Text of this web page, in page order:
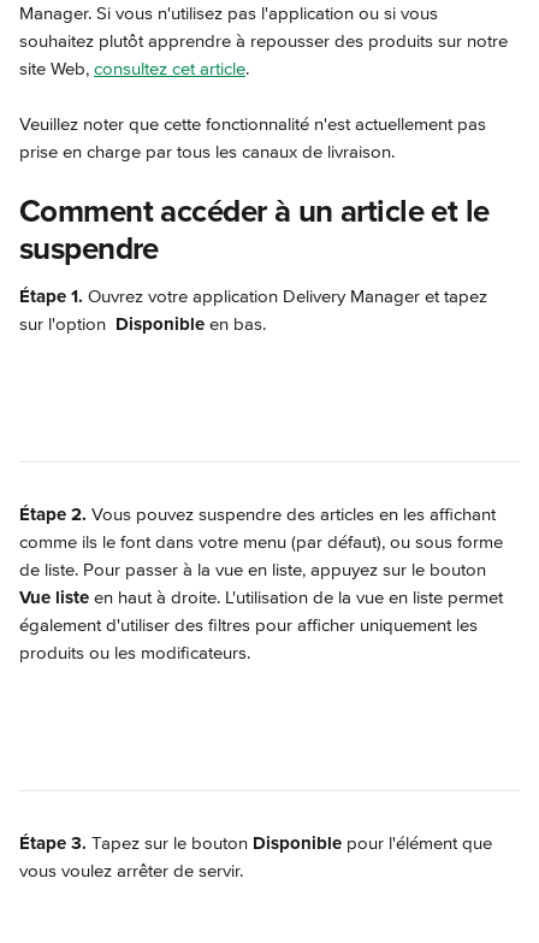
Manager. Si vous n'utilisez pas l'application ou si vous
souhaitez plutôt apprendre à repousser des produits sur notre
site Web, consultez cet article.
Veuillez noter que cette fonctionnalité n'est actuellement pas
prise en charge par tous les canaux de livraison.
Comment accéder à un article et le
suspendre
Étape 1. Ouvrez votre application Delivery Manager et tapez
sur l'option Disponible en bas.
Étape 2. Vous pouvez suspendre des articles en les affichant
comme ils le font dans votre menu (par défaut), ou sous forme
de liste. Pour passer à la vue en liste, appuyez sur le bouton
Vue liste en haut à droite. L'utilisation de la vue en liste permet
également d'utiliser des filtres pour afficher uniquement les
produits ou les modificateurs.
Étape 3. Tapez sur le bouton Disponible pour l'élément que
vous voulez arrêter de servir.